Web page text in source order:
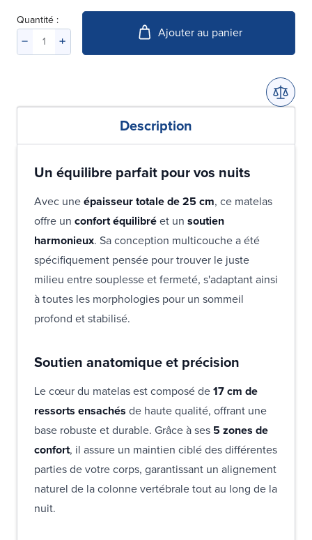
Quantité :
Ajouter au panier
Description
Un équilibre parfait pour vos nuits
Avec uneépaisseur totale de 25 cm, ce matelas
offre un confort équilibréet un soutien
harmonieux. Sa conception multicouche a été
spécifiquement pensée pour trouver le juste
milieu entre souplesse et fermeté, s'adaptant ainsi
à toutes les morphologies pour un sommeil
profond et stabilisé.
Soutien anatomique et précision
Le cœur du matelas est composé de17 cm de
ressorts ensachés de haute qualité, offrant une
base robuste et durable. Grâce à ses 5 zones de
confort, il assure un maintien ciblé des différentes
parties de votre corps, garantissant un alignement
naturel de la colonne vertébrale tout au long de la
nuit.